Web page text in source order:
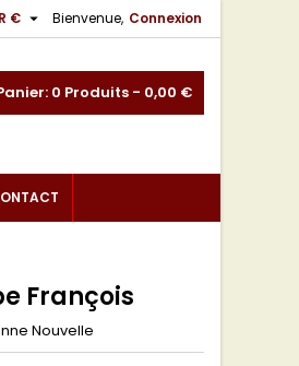
Bienvenue, Connexion
€ 
0 Produits - 0,00 €
François
Nouvelle